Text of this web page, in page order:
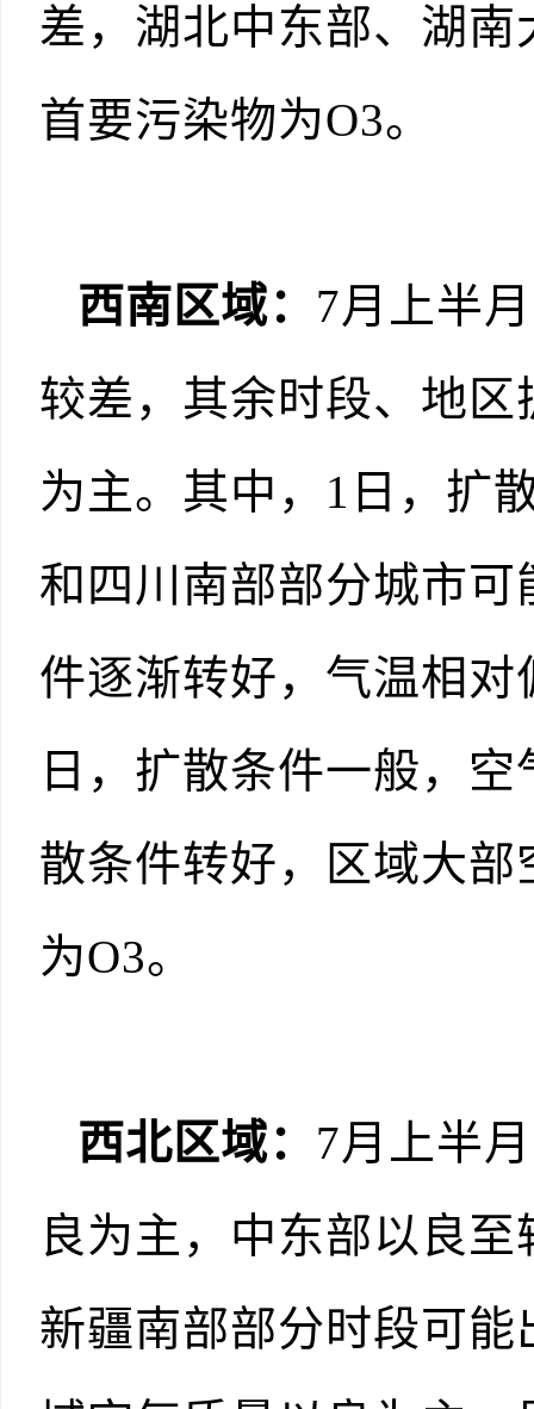
差，湖北中东部、湖
首要污染物为O3。
西南区域： 7月上半
较差，其余时段、地
为主。其中，1日，扩
和四川南部部分城市
件逐渐转好，气温相
日，扩散条件一般，
散条件转好，区域大
为O3。
西北区域： 7月上半
良为主，中东部以良
新疆南部部分时段可